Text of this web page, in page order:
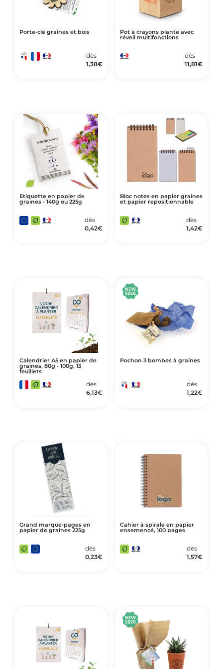
Porte-clé graines et bois
dès
1,38€
Pot à crayons plante avec
réveil multifonctions
dès
11,81€
Etiquette en papier de
graines - 140g ou 225g
dès
0,42€
Bloc notes en papier graines
et papier repositionnable
dès
1,42€
Calendrier A5 en papier de
graines, 80g - 100g, 13
feuillets
dès
6,13€
Pochon 3 bombes à graines
dès
1,22€
Grand marque-pages en
papier de graines 225g
dès
0,23€
Cahier à spirale en papier
ensemencé, 100 pages
dès
1,57€